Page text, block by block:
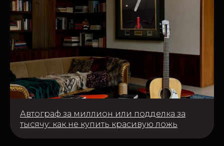
Автограф за миллион или подделка за
тысячу: как не купить красивую ложь